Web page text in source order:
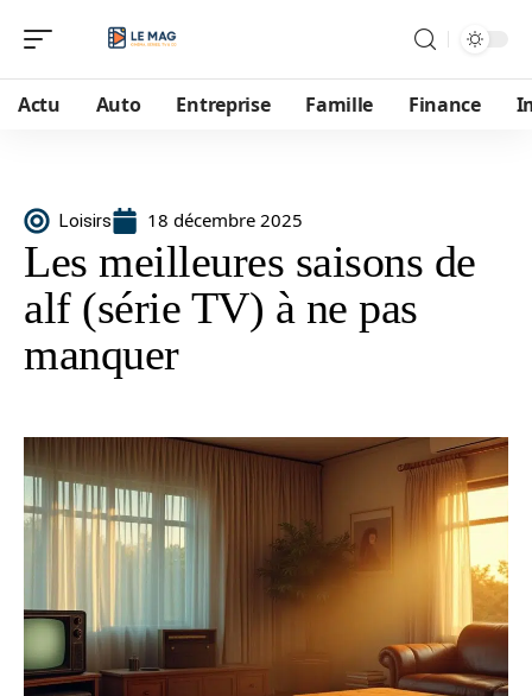
Actu Auto Entreprise Famille Finance
Loisirs 18 décembre 2025
Les meilleures saisons de
alf (série TV) à ne pas
manquer